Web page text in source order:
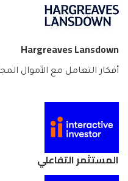
Hargreaves Lansdown
أفكار التعامل مع الأموال
المستثمر التفاعلي